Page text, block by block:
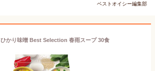
ベストオイシー編集部
ひかり味噌 Best Selection 春雨スープ 30食